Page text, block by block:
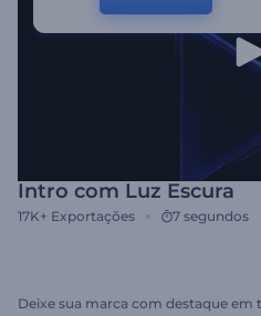
Intro com Luz Escura
17K+ Exportações 7 segundos
Deixe sua marca com destaque